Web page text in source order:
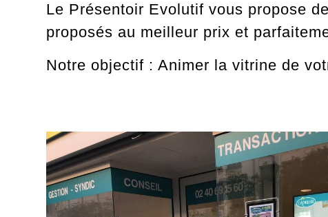
Le Présentoir Evolutif vous propose
proposés au meilleur prix et
Notre objectif : Animer la vitrine de